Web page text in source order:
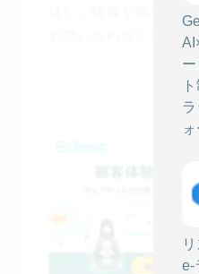
ー
e-
お問い合わせください